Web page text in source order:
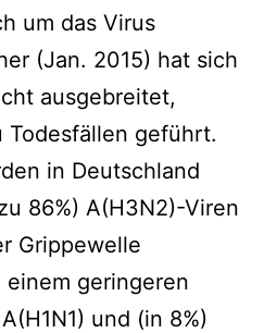
um das Virus
(Jan. 2015) hat sich
ausgebreitet,
Todesfällen geführt.
in Deutschland
86%) A(H3N2)-Viren
Grippewelle
geringeren
und (in 8%)